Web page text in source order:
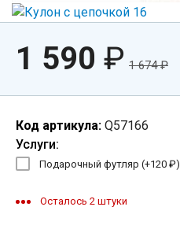
1 590 ₽ 1 674₽
Код артикула: Q57166
Услуги:
Подарочный футляр (+120 ₽)
Осталось 2 штуки